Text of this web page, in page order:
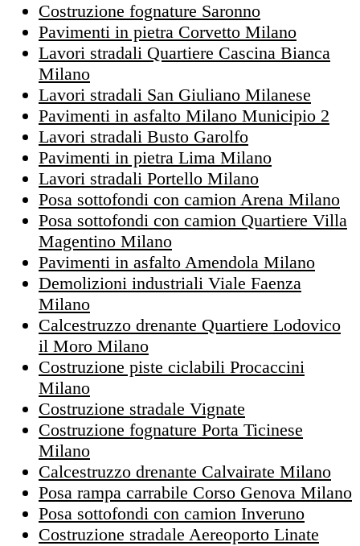
Costruzione fognature Saronno
Pavimenti in pietra Corvetto Milano
Lavori stradali Quartiere Cascina Bianca
Milano
Lavori stradali San Giuliano Milanese
Pavimenti in asfalto Milano Municipio 2
Lavori stradali Busto Garolfo
Pavimenti in pietra Lima Milano
Lavori stradali Portello Milano
Posa sottofondi con camion Arena Milano
Posa sottofondi con camion Quartiere Villa
Magentino Milano
Pavimenti in asfalto Amendola Milano
Demolizioni industriali Viale Faenza
Milano
Calcestruzzo drenante Quartiere Lodovico
il Moro Milano
Costruzione piste ciclabili Procaccini
Milano
Costruzione stradale Vignate
Costruzione fognature Porta Ticinese
Milano
Calcestruzzo drenante Calvairate Milano
Posa rampa carrabile Corso Genova Milano
Posa sottofondi con camion Inveruno
Costruzione stradale Aereoporto Linate